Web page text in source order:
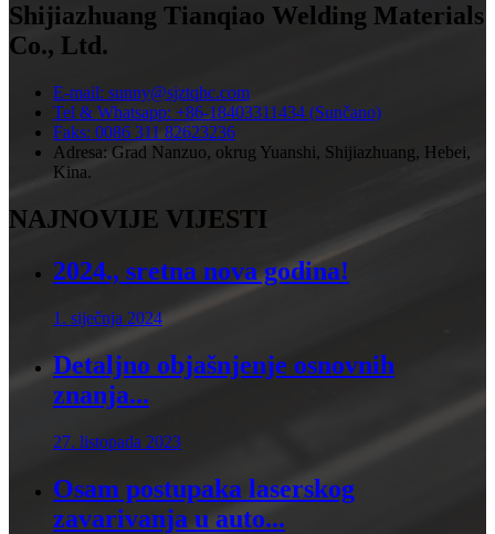
Shijiazhuang Tianqiao Welding Materials
Co., Ltd.
E-mail: sunny@sjztqhc.com
Tel & Whatsapp: +86-18403311434 (Sunčano)
Faks: 0086 311 82623236
Adresa: Grad Nanzuo, okrug Yuanshi, Shijiazhuang, Hebei,
Kina.
NAJNOVIJE VIJESTI
2024., sretna nova godina!
1. siječnja 2024
Detaljno objašnjenje osnovnih
znanja...
27. listopada 2023
Osam postupaka laserskog
zavarivanja u auto...